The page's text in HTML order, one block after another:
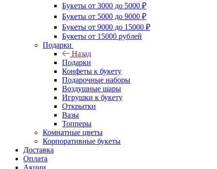
Букеты от 3000 до 5000 ₽
Букеты от 5000 до 9000 ₽
Букеты от 9000 до 15000 ₽
Букеты от 15000 рублей
Подарки
Назад
Подарки
Конфеты к букету
Подарочные наборы
Воздушные шары
Игрушки к букету
Открытки
Вазы
Топперы
Комнатные цветы
Корпоративные букеты
Доставка
Оплата
Акции